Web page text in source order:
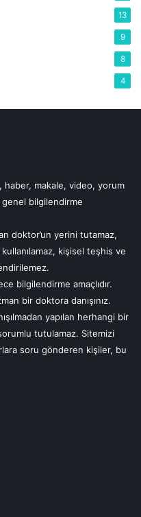
kişiler, bu uyarıları kabul
13
9
8
4
haber, makale, video, yorum
genel bilgilendirme
doktor’un yerini tutamaz,
kişisel teşhis ve
bilgilendirme amaçlıdır.
bir doktora danışınız.
yapılan herhangi bir
tutulamaz. Sitemizi
soru gönderen kişiler, bu